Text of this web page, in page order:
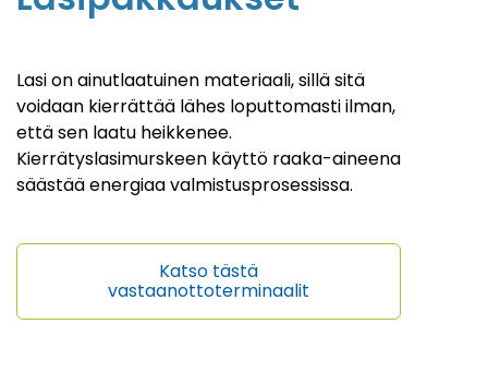
Lasi on ainutlaatuinen materiaali, sillä sitä
voidaan kierrättää lähes loputtomasti ilman,
että sen laatu heikkenee.
Kierrätyslasimurskeen käyttö raaka-aineena
säästää energiaa valmistusprosessissa.
Katso tästä
vastaanottoterminaalit